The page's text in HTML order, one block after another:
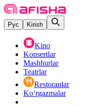
Рус Kirish
Kino
Konsertlar
Mashhurlar
Teatrlar
Restoranlar
Ko‘rgazmalar